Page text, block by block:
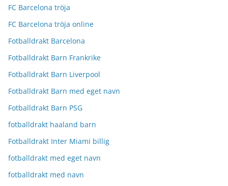
FC Barcelona tröja
FC Barcelona tröja online
Fotballdrakt Barcelona
Fotballdrakt Barn Frankrike
Fotballdrakt Barn Liverpool
Fotballdrakt Barn med eget navn
Fotballdrakt Barn PSG
fotballdrakt haaland barn
Fotballdrakt Inter Miami billig
fotballdrakt med eget navn
fotballdrakt med navn